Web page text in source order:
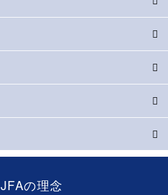
JFAの理念